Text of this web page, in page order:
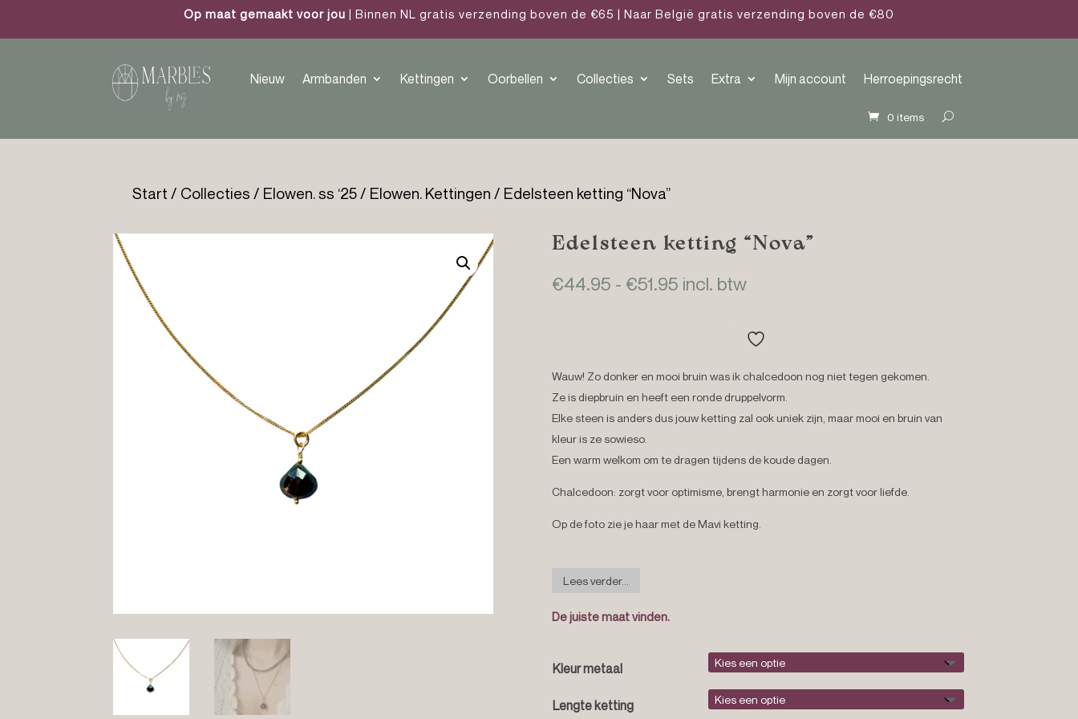
Op maat gemaakt voor jou | Binnen NL gratis verzending boven de €65 | Naar België gratis verzending boven de €80
Nieuw Armbanden Kettingen Oorbellen Collecties Sets Extra Mijn account Herroepingsrecht
0 items
Start / Collecties / Elowen. ss ‘25/ Elowen. Kettingen / Edelsteen ketting “Nova”
Edelsteen ketting “Nova”
€44.95 - €51.95Prijsklasse:
incl. btw
Wauw! Zo donker en mooi bruin was ik chalcedoon nog niet tegen gekomen.
Ze is diepbruin en heeft een ronde druppelvorm.
Elke steen is anders dus jouw ketting zal ook uniek zijn, maar mooi en bruin van
kleur is ze sowieso.
Een warm welkom om te dragen tijdens de koude dagen.
Chalcedoon: zorgt voor optimisme, brengt harmonie en zorgt voor liefde.
Op de foto zie je haar met de Mavi ketting.
Lees verder...
De juiste maat vinden.
Kleur metaal
Lengte ketting